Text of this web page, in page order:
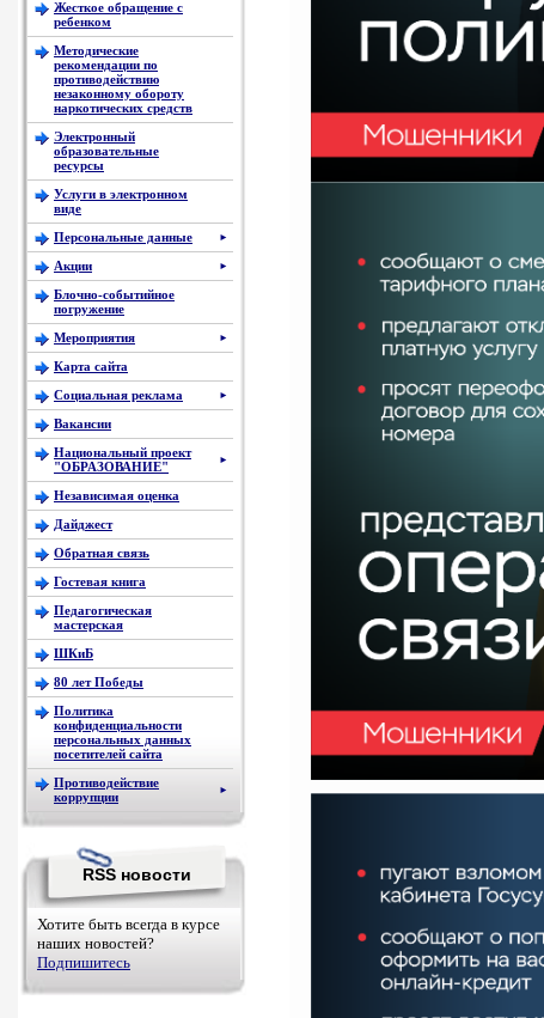
Жесткое обращение с
ребенком
Методические
рекомендации по
противодействию
незаконному обороту
наркотических средств
Электронный
образовательные
ресурсы
Услуги в электронном
виде
Персональные данные
►
Акции ►
Блочно-событийное
погружение
Мероприятия
►
Карта сайта
Социальная реклама
►
Вакансии
Национальный проект
"ОБРАЗОВАНИЕ"
►
Независимая оценка
Дайджест
Обратная связь
Гостевая книга
Педагогическая
мастерская
ШКиБ
80 лет Победы
Политика
конфиденциальности
персональных данных
посетителей сайта
Противодействие
коррупции
►
RSS новости
Хотите быть всегда в курсе
наших новостей?
Подпишитесь